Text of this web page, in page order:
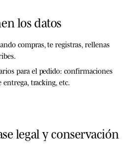
los datos
compras, te registras, rellenas
para el pedido: confirmaciones
entrega, tracking, etc.
legal y conservación